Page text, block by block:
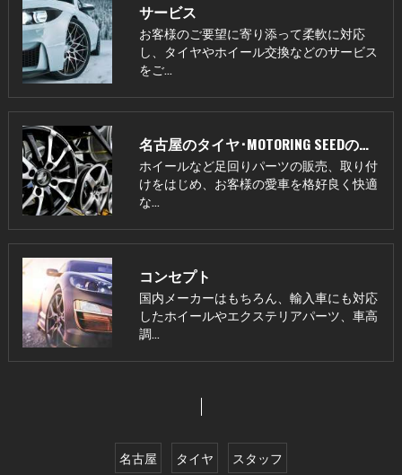
サービス
お客様のご要望に寄り添って柔軟に対応
し、タイヤやホイール交換などのサービス
をご…
名古屋のタイヤ･MOTORING SEEDの評判
ホイールなど足回りパーツの販売、取り付
けをはじめ、お客様の愛車を格好良く快適
な…
コンセプト
国内メーカーはもちろん、輸入車にも対応
したホイールやエクステリアパーツ、車高
調…
名古屋 タイヤ スタッフ